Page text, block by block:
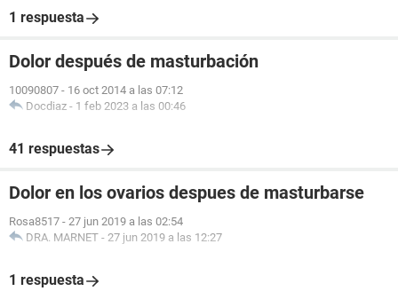
1 respuesta
Dolor después de masturbación
10090807 - 16 oct 2014 a las 07:12
Docdiaz - 1 feb 2023 a las 00:46
41 respuestas
Dolor en los ovarios despues de masturbarse
Rosa8517 - 27 jun 2019 a las 02:54
DRA. MARNET - 27 jun 2019 a las 12:27
1 respuesta